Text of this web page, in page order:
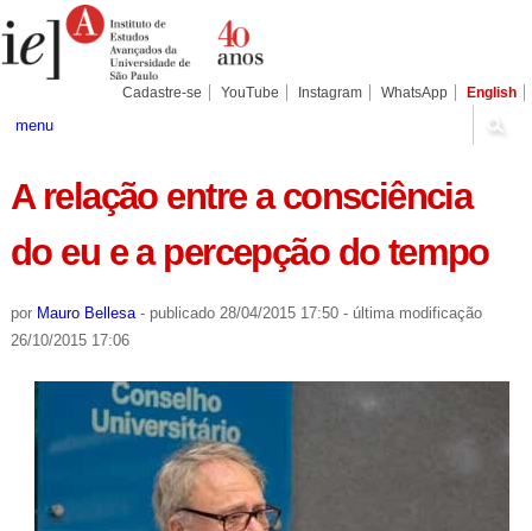
para
conteúdo.
Pessoais
Cadastre-se YouTube Instagram WhatsApp English
menu
A relação entre a consciência
do eu e a percepção do tempo
por Mauro Bellesa - publicado28/04/2015 17:50 - última modificação
26/10/2015 17:06